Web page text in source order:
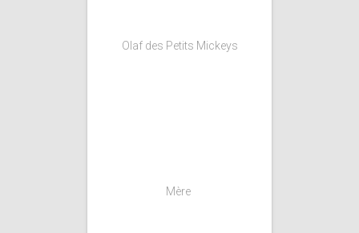
Olaf des Petits Mickeys
Mère